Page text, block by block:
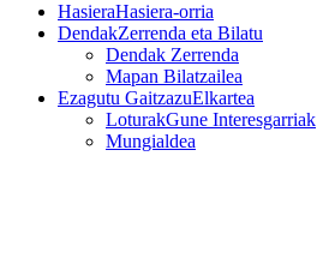
HasieraHasiera-orria
DendakZerrenda eta Bilatu
Dendak Zerrenda
Mapan Bilatzailea
Ezagutu GaitzazuElkartea
LoturakGune Interesgarriak
Mungialdea